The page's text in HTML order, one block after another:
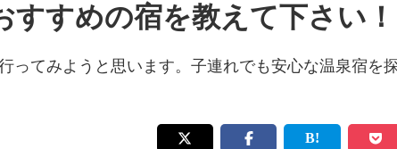
すすめの宿を教えて下さい！
ってみようと思います。子連れでも安心な温泉宿を